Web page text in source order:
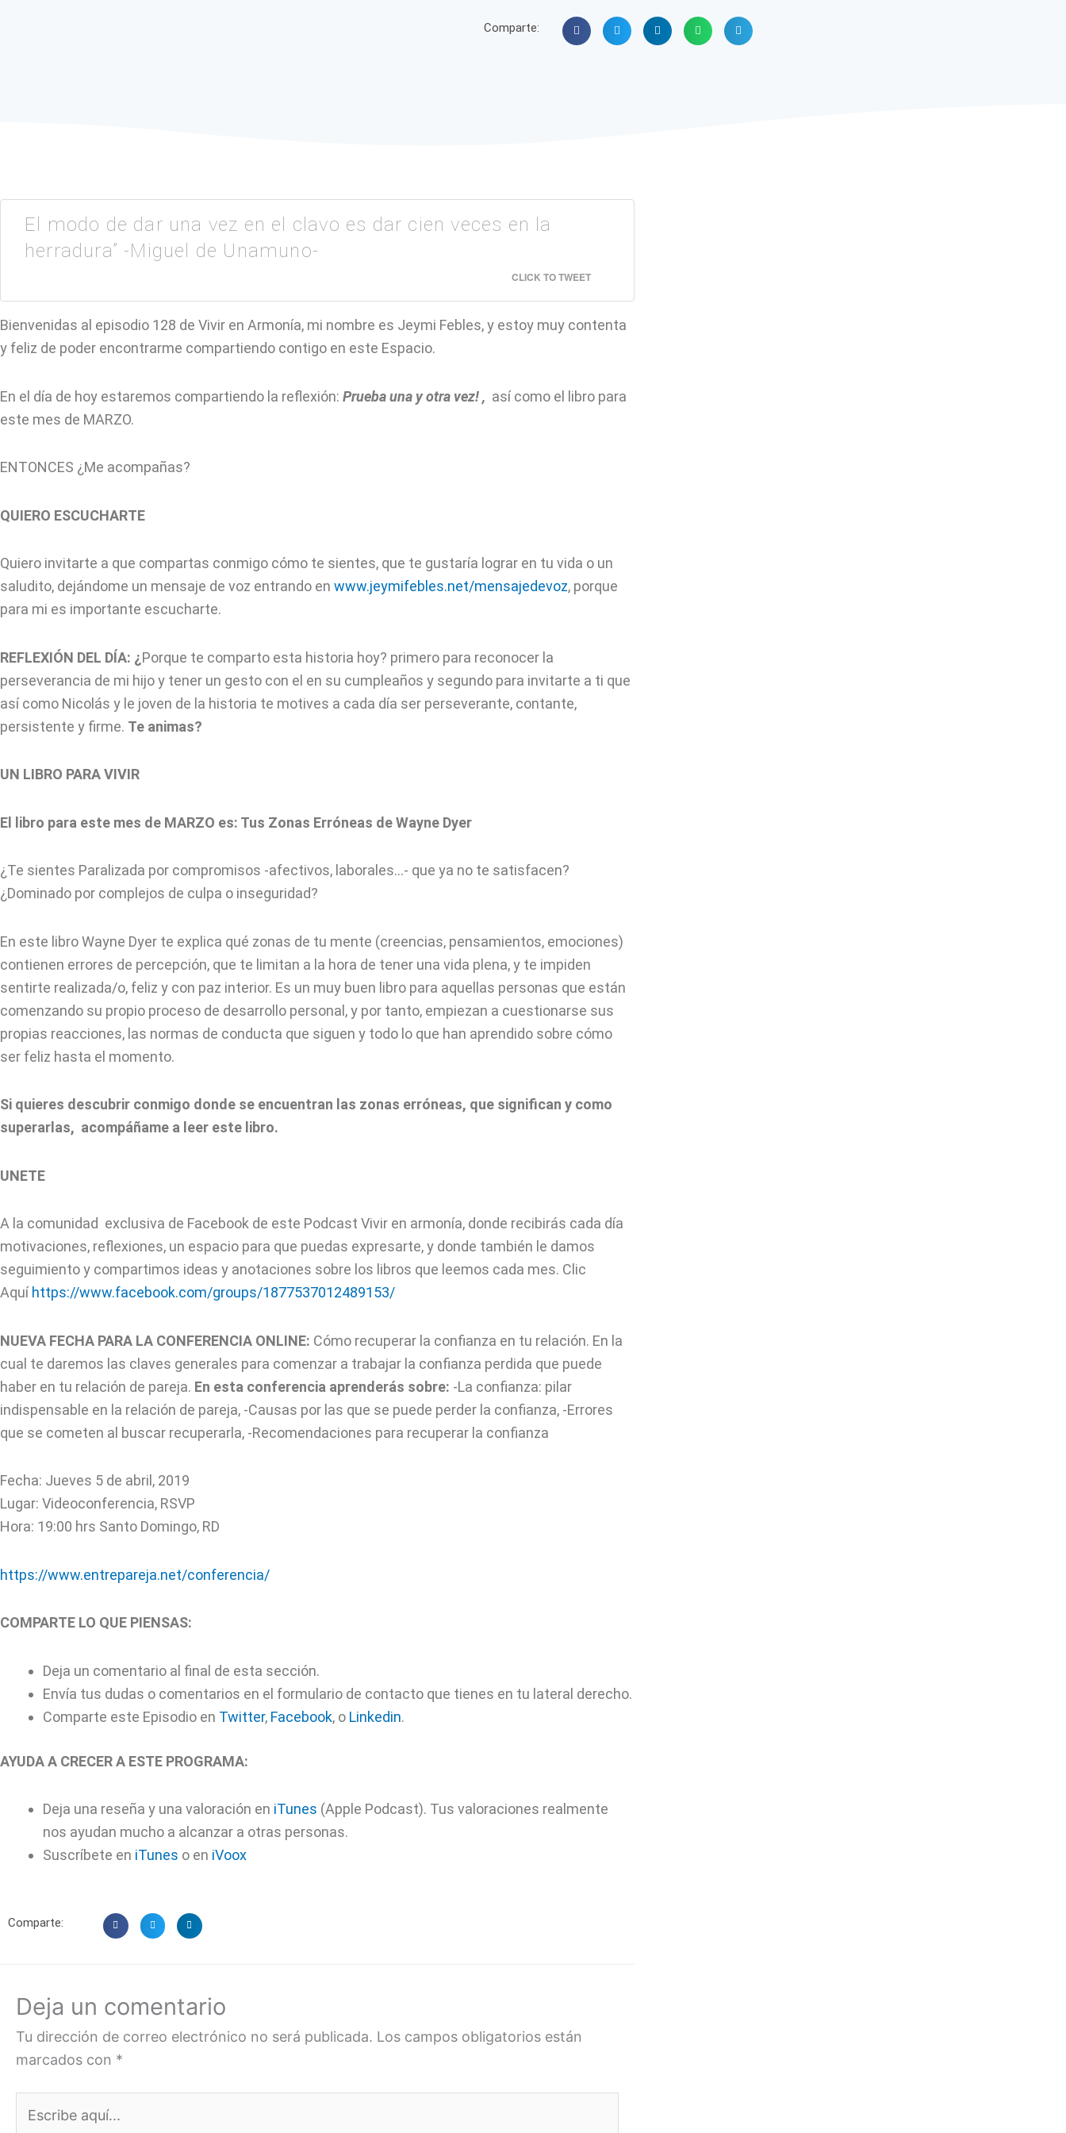
Comparte:
El modo de dar una vez en el clavo es dar cien veces en la
herradura” -Miguel de Unamuno-
CLICK TO TWEET
Bienvenidas al episodio 128 de Vivir en Armonía, mi nombre es Jeymi Febles, y estoy muy contenta
y feliz de poder encontrarme compartiendo contigo en este Espacio.
En el día de hoy estaremos compartiendo la reflexión: Prueba una y otra vez!, así como el libro para
este mes de MARZO.
ENTONCES ¿Me acompañas?
QUIERO ESCUCHARTE
Quiero invitarte a que compartas conmigo cómo te sientes, que te gustaría lograr en tu vida o un
saludito, dejándome un mensaje de voz entrando en www.jeymifebles.net/mensajedevoz, porque
para mi es importante escucharte.
REFLEXIÓN DEL DÍA: ¿Porque te comparto esta historia hoy? primero para reconocer la
perseverancia de mi hijo y tener un gesto con el en su cumpleaños y segundo para invitarte a ti que
así como Nicolás y le joven de la historia te motives a cada día ser perseverante, contante,
persistente y firme. Te animas?
UN LIBRO PARA VIVIR
El libro para este mes de MARZO es: Tus Zonas Erróneas de Wayne Dyer
¿Te sientes Paralizada por compromisos -afectivos, laborales…- que ya no te satisfacen?
¿Dominado por complejos de culpa o inseguridad?
En este libro Wayne Dyer te explica qué zonas de tu mente (creencias, pensamientos, emociones)
contienen errores de percepción, que te limitan a la hora de tener una vida plena, y te impiden
sentirte realizada/o, feliz y con paz interior. Es un muy buen libro para aquellas personas que están
comenzando su propio proceso de desarrollo personal, y por tanto, empiezan a cuestionarse sus
propias reacciones, las normas de conducta que siguen y todo lo que han aprendido sobre cómo
ser feliz hasta el momento.
Si quieres descubrir conmigo donde se encuentran las zonas erróneas, que significan y como
superarlas, acompáñame a leer este libro.
UNETE
A la comunidad exclusiva de Facebook de este Podcast Vivir en armonía, donde recibirás cada día
motivaciones, reflexiones, un espacio para que puedas expresarte, y donde también le damos
seguimiento y compartimos ideas y anotaciones sobre los libros que leemos cada mes. Clic
Aquí https://www.facebook.com/groups/1877537012489153/
NUEVA FECHA PARA LA CONFERENCIA ONLINE: Cómo recuperar la confianza en tu relación. En la
cual te daremos las claves generales para comenzar a trabajar la confianza perdida que puede
haber en tu relación de pareja. En esta conferencia aprenderás sobre: -La confianza: pilar
indispensable en la relación de pareja, -Causas por las que se puede perder la confianza, -Errores
que se cometen al buscar recuperarla, -Recomendaciones para recuperar la confianza
Fecha: Jueves 5 de abril, 2019
Lugar: Videoconferencia, RSVP
Hora: 19:00 hrs Santo Domingo, RD
https://www.entrepareja.net/conferencia/
COMPARTE LO QUE PIENSAS:
Deja un comentario al final de esta sección.
Envía tus dudas o comentarios en el formulario de contacto que tienes en tu lateral derecho.
Comparte este Episodio en Twitter, Facebook, o Linkedin.
AYUDA A CRECER A ESTE PROGRAMA:
Deja una reseña y una valoración en iTunes (Apple Podcast). Tus valoraciones realmente
nos ayudan mucho a alcanzar a otras personas.
Suscríbete en iTunes o en iVoox
Comparte:
Deja un comentario
Tu dirección de correo electrónico no será publicada. Los campos obligatorios están
marcados con *
aquí...